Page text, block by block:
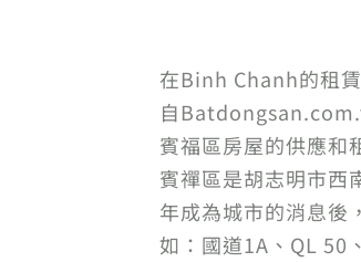
在Binh Chanh的租
自
賓福區房屋的供應和
賓禪區是胡志明市西
年成為城市的消息後
如：國道1A、QL 50